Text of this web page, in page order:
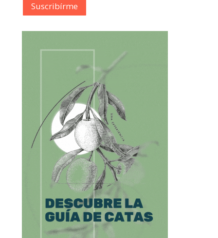
Suscribírme